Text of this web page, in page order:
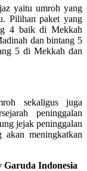
yaitu umroh yang
Pilihan paket yang
4 baik di Mekkah
dan bintang 5
5 di Mekkah dan
sekaligus juga
peninggalan
jejak peninggalan
meningkatkan
Garuda Indonesia